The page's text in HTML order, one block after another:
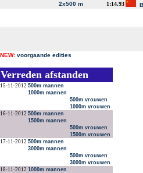
2x500 m
1:14.93
NEW: voorgaande edities
Verreden afstanden
15-11-2012 500m mannen
1000m mannen
500m vrouwen
1000m vrouwen
16-11-2012 500m mannen
1500m mannen
500m vrouwen
1500m vrouwen
17-11-2012 500m mannen
3000m mannen
500m vrouwen
3000m vrouwen
18-11-2012 1000m mannen